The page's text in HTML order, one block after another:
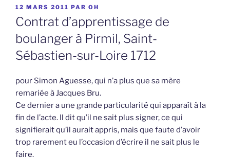
PUBLIÉ
LE
12 MARS 2011 PAR OH
Contrat d’apprentissage de
boulanger à Pirmil, Saint-
Sébastien-sur-Loire 1712
pour Simon Aguesse, qui n’a plus que sa mère
remariée à Jacques Bru.
Ce dernier a une grande particularité qui apparaît à la
fin de l’acte. Il dit qu’il ne sait plus signer, ce qui
signifierait qu’il aurait appris, mais que faute d’avoir
trop rarement eu l’occasion d’écrire il ne sait plus le
faire.